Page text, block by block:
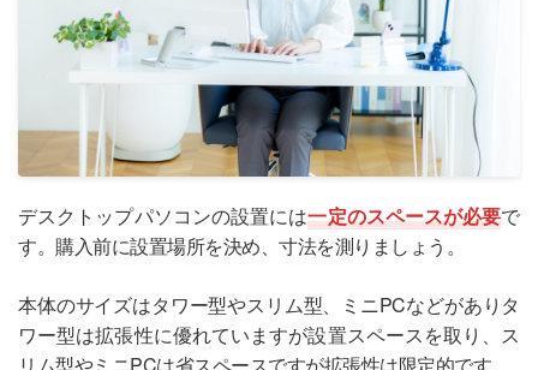
デスクトップパソコンの設置には一定のスペースが必要で
す。購入前に設置場所を決め、寸法を測りましょう。
本体のサイズはタワー型やスリム型、ミニPCなどがありタ
ワー型は拡張性に優れていますが設置スペースを取り、ス
リム型やミニPCは省スペースですが拡張性は限定的です。